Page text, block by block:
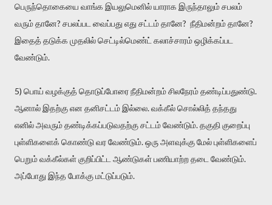
பெருந்தொகையை வாங்க இயலுமெனில் யாராக இருந்தாலும் சபலம்
வரும் தானே? சபலப்பட வைப்பது எது சட்டம் தானே? நீதிமன்றம் தானே?
இதைத் தடுக்க முதலில் செட்டில்மெண்ட் கலாச்சாரம் ஒழிக்கப்பட
வேண்டும்.
5) பொய் வழக்குத் தொடுப்போரை நீதிமன்றம் சிலநேரம் தண்டிப்பதுண்டு.
ஆனால் இதற்கு என தனிசட்டம் இல்லை. வக்கீல் சொல்லித் தந்தது
எனில் அவரும் தண்டிக்கப்படுவதற்கு சட்டம் வேண்டும். தகுதி குறைப்பு
புள்ளிகளைக் கொண்டு வர வேண்டும். ஒரு அளவுக்கு மேல் புள்ளிகளைப்
பெறும் வக்கீல்கள் குறிப்பிட்ட ஆண்டுகள் பணியாற்ற தடை வேண்டும்.
அப்போது இந்த போக்கு மட்டுப்படும்.